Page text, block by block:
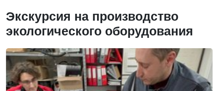
Экскурсия на производство
экологического оборудования